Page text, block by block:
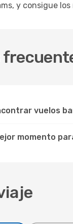
y consigue
vuelos
momento